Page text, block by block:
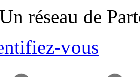
réseau de
vous